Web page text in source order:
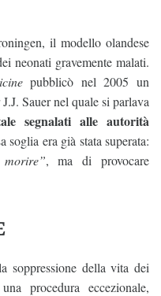
il modello olandese
neonati gravemente malati.
pubblicò nel 2005 un
Sauer nel quale si parlava
segnalati alle autorità
soglia era già stata superata:
, ma di provocare
soppressione della vita dei
procedura eccezionale,